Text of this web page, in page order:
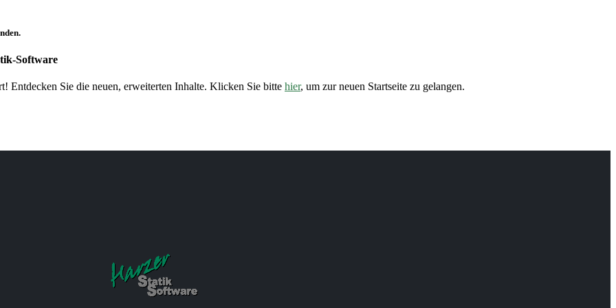
Software
Entdecken Sie die neuen, erweiterten Inhalte. Klicken Sie bitte hier, um zur neuen Startseite zu gelangen.